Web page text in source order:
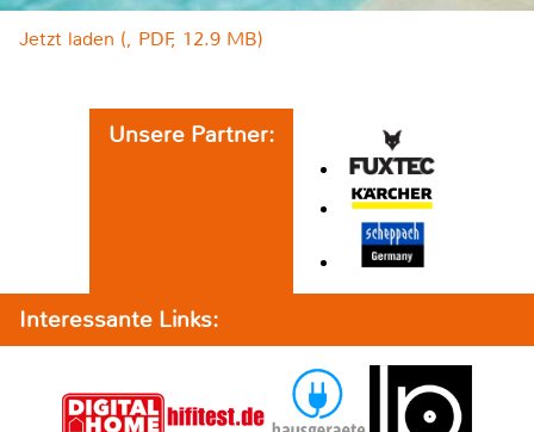
Jetzt laden (, PDF, 12.9 MB)
Unsere Partner:
Interessante Links: